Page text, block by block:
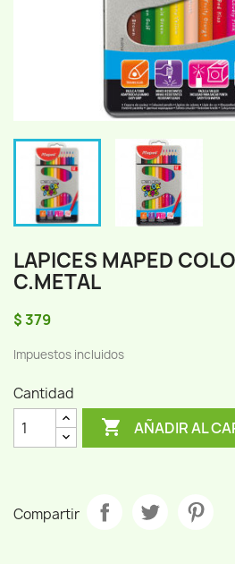
LAPICES MAPED
C.METAL
$ 379
Impuestos incluidos
Cantidad
 AÑADIR AL
Compartir